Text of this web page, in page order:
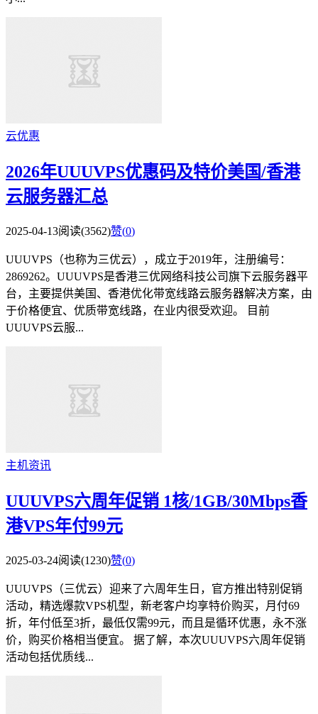
云优惠
2026年UUUVPS优惠码及特价美国/香港
云服务器汇总
2025-04-13阅读(3562)赞(0)
UUUVPS（也称为三优云），成立于2019年，注册编号：
2869262。UUUVPS是香港三优网络科技公司旗下云服务器平
台，主要提供美国、香港优化带宽线路云服务器解决方案，由
于价格便宜、优质带宽线路，在业内很受欢迎。 目前
UUUVPS云服...
主机资讯
UUUVPS六周年促销 1核/1GB/30Mbps香
港VPS年付99元
2025-03-24阅读(1230)赞(0)
UUUVPS（三优云）迎来了六周年生日，官方推出特别促销
活动，精选爆款VPS机型，新老客户均享特价购买，月付69
折，年付低至3折，最低仅需99元，而且是循环优惠，永不涨
价，购买价格相当便宜。 据了解，本次UUUVPS六周年促销
活动包括优质线...